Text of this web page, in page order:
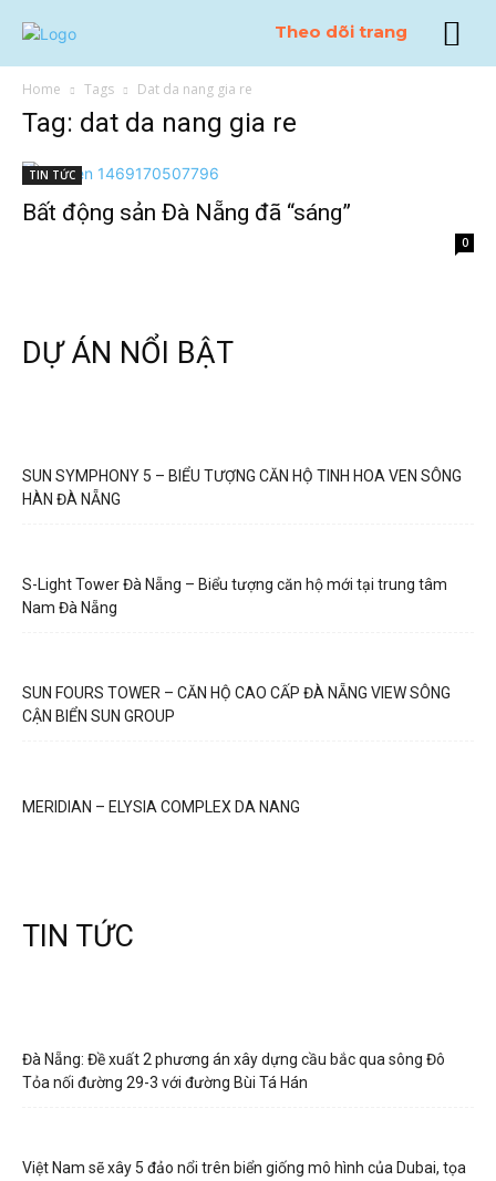
Theo dõi trang
Home Tags Dat da nang gia re
Tag: dat da nang gia re
TIN TỨC
Bất động sản Đà Nẵng đã “sáng”
0
DỰ ÁN NỔI BẬT
SUN SYMPHONY 5 – BIỂU TƯỢNG CĂN HỘ TINH HOA VEN SÔNG
HÀN ĐÀ NẴNG
S-Light Tower Đà Nẵng – Biểu tượng căn hộ mới tại trung tâm
Nam Đà Nẵng
SUN FOURS TOWER – CĂN HỘ CAO CẤP ĐÀ NẴNG VIEW SÔNG
CẬN BIỂN SUN GROUP
MERIDIAN – ELYSIA COMPLEX DA NANG
TIN TỨC
Đà Nẵng: Đề xuất 2 phương án xây dựng cầu bắc qua sông Đô
Tỏa nối đường 29-3 với đường Bùi Tá Hán
Việt Nam sẽ xây 5 đảo nổi trên biển giống mô hình của Dubai, tọa